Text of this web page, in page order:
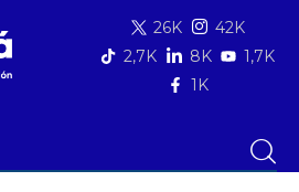
26K
42K
2,7K
8K
1,7K
1K